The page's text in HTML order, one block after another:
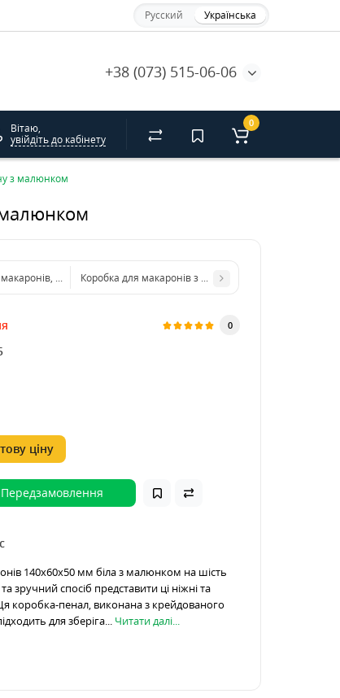
Русский Українська
+38 (073) 515-06-06
Вітаю,
увійдіть до кабінету
0
з малюнком
малюнком
біла з вікном 140*60*50 з крейдованого картону
Коробка для макаронів з ложементом біла
0
ціну
Передзамовлення
140х60х50 мм біла з малюнком на шість
зручний спосіб представити ці ніжні та
коробка-пенал, виконана з крейдованого
для зберіга... Читати далі...